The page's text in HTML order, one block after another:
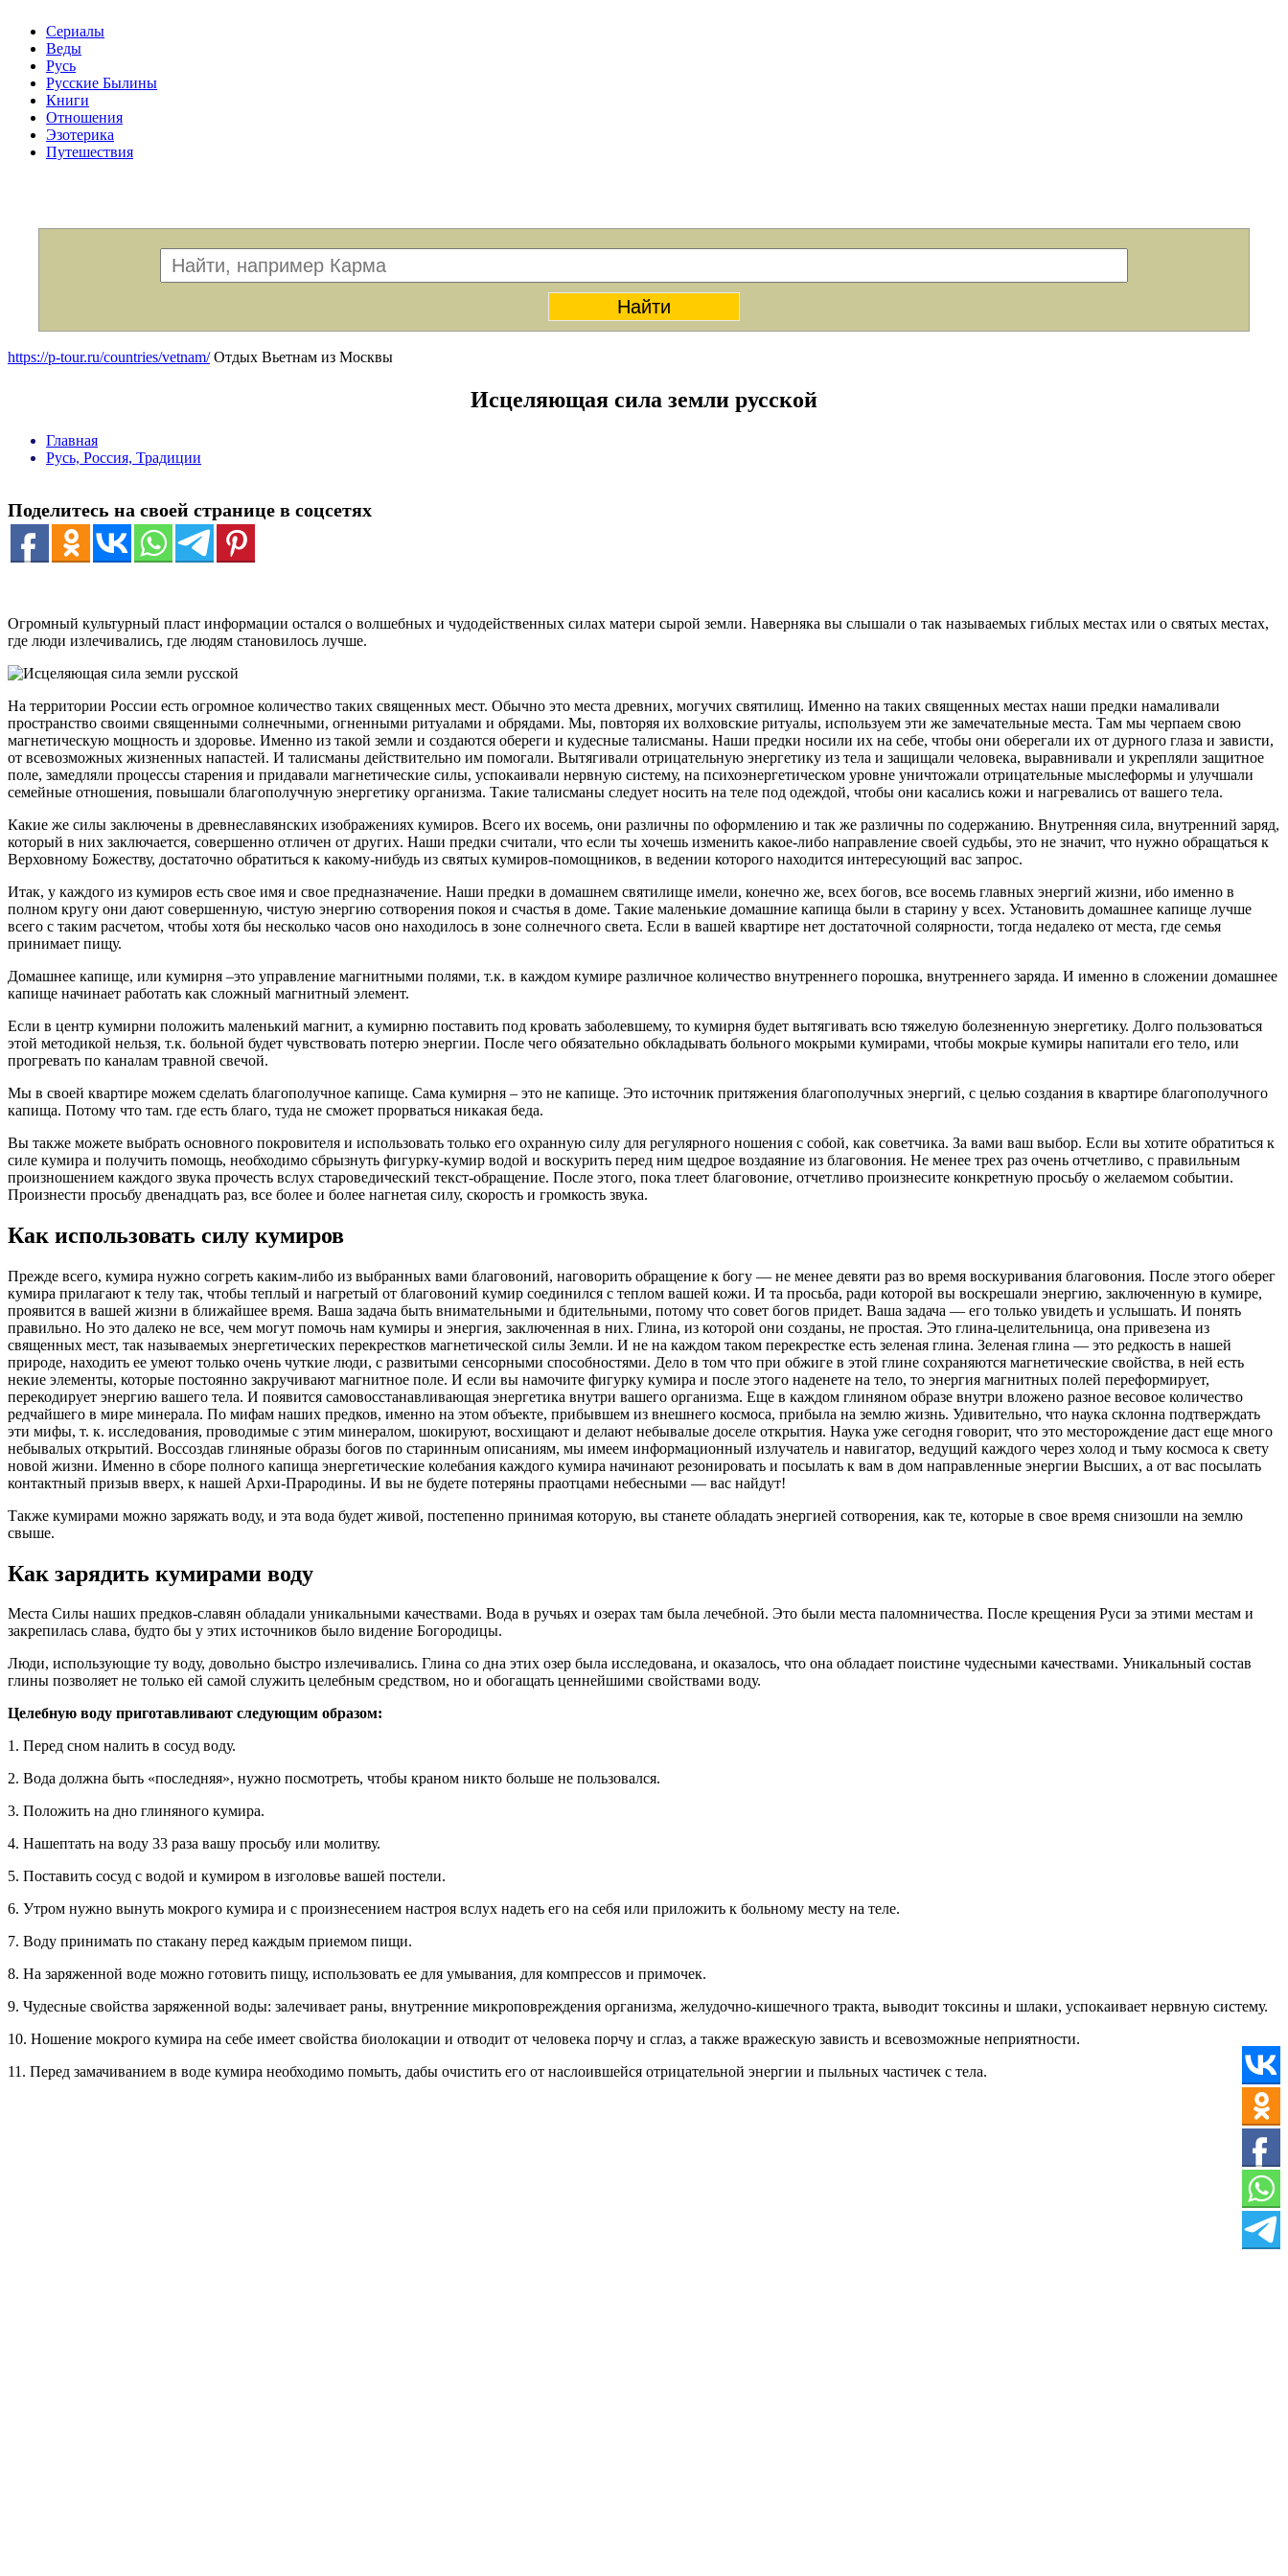
Сериалы
Веды
Русь
Русские Былины
Книги
Отношения
Эзотерика
Путешествия
https://p-tour.ru/countries/vetnam/Отдых Вьетнам из Москвы
Исцеляющая сила земли русской
Главная
Русь, Россия, Традиции
Поделитесь на своей странице в соцсетях
Огромный культурный пласт информации остался о волшебных и чудодейственных силах матери сырой земли. Наверняка вы слышали о так называемых гиблых местах или о святых местах,
где люди излечивались, где людям становилось лучше.
На территории России есть огромное количество таких священных мест. Обычно это места древних, могучих святилищ. Именно на таких священных местах наши предки намаливали
пространство своими священными солнечными, огненными ритуалами и обрядами. Мы, повторяя их волховские ритуалы, используем эти же замечательные места. Там мы черпаем свою
магнетическую мощность и здоровье. Именно из такой земли и создаются обереги и кудесные талисманы. Наши предки носили их на себе, чтобы они оберегали их от дурного глаза и зависти,
от всевозможных жизненных напастей. И талисманы действительно им помогали. Вытягивали отрицательную энергетику из тела и защищали человека, выравнивали и укрепляли защитное
поле, замедляли процессы старения и придавали магнетические силы, успокаивали нервную систему, на психоэнергетическом уровне уничтожали отрицательные мыслеформы и улучшали
семейные отношения, повышали благополучную энергетику организма. Такие талисманы следует носить на теле под одеждой, чтобы они касались кожи и нагревались от вашего тела.
Какие же силы заключены в древнеславянских изображениях кумиров. Всего их восемь, они различны по оформлению и так же различны по содержанию. Внутренняя сила, внутренний заряд,
который в них заключается, совершенно отличен от других. Наши предки считали, что если ты хочешь изменить какое-либо направление своей судьбы, это не значит, что нужно обращаться к
Верховному Божеству, достаточно обратиться к какому-нибудь из святых кумиров-помощников, в ведении которого находится интересующий вас запрос.
Итак, у каждого из кумиров есть свое имя и свое предназначение. Наши предки в домашнем святилище имели, конечно же, всех богов, все восемь главных энергий жизни, ибо именно в
полном кругу они дают совершенную, чистую энергию сотворения покоя и счастья в доме. Такие маленькие домашние капища были в старину у всех. Установить домашнее капище лучше
всего с таким расчетом, чтобы хотя бы несколько часов оно находилось в зоне солнечного света. Если в вашей квартире нет достаточной солярности, тогда недалеко от места, где семья
принимает пищу.
Домашнее капище, или кумирня –это управление магнитными полями, т.к. в каждом кумире различное количество внутреннего порошка, внутреннего заряда. И именно в сложении домашнее
капище начинает работать как сложный магнитный элемент.
Если в центр кумирни положить маленький магнит, а кумирню поставить под кровать заболевшему, то кумирня будет вытягивать всю тяжелую болезненную энергетику. Долго пользоваться
этой методикой нельзя, т.к. больной будет чувствовать потерю энергии. После чего обязательно обкладывать больного мокрыми кумирами, чтобы мокрые кумиры напитали его тело, или
прогревать по каналам травной свечой.
Мы в своей квартире можем сделать благополучное капище. Сама кумирня – это не капище. Это источник притяжения благополучных энергий, с целью создания в квартире благополучного
капища. Потому что там. где есть благо, туда не сможет прорваться никакая беда.
Вы также можете выбрать основного покровителя и использовать только его охранную силу для регулярного ношения с собой, как советчика. За вами ваш выбор. Если вы хотите обратиться к
силе кумира и получить помощь, необходимо сбрызнуть фигурку-кумир водой и воскурить перед ним щедрое воздаяние из благовония. Не менее трех раз очень отчетливо, с правильным
произношением каждого звука прочесть вслух староведический текст-обращение. После этого, пока тлеет благовоние, отчетливо произнесите конкретную просьбу о желаемом событии.
Произнести просьбу двенадцать раз, все более и более нагнетая силу, скорость и громкость звука.
Как использовать силу кумиров
Прежде всего, кумира нужно согреть каким-либо из выбранных вами благовоний, наговорить обращение к богу — не менее девяти раз во время воскуривания благовония. После этого оберег
кумира прилагают к телу так, чтобы теплый и нагретый от благовоний кумир соединился с теплом вашей кожи. И та просьба, ради которой вы воскрешали энергию, заключенную в кумире,
проявится в вашей жизни в ближайшее время. Ваша задача быть внимательными и бдительными, потому что совет богов придет. Ваша задача — его только увидеть и услышать. И понять
правильно. Но это далеко не все, чем могут помочь нам кумиры и энергия, заключенная в них. Глина, из которой они созданы, не простая. Это глина-целительница, она привезена из
священных мест, так называемых энергетических перекрестков магнетической силы Земли. И не на каждом таком перекрестке есть зеленая глина. Зеленая глина — это редкость в нашей
природе, находить ее умеют только очень чуткие люди, с развитыми сенсорными способностями. Дело в том что при обжиге в этой глине сохраняются магнетические свойства, в ней есть
некие элементы, которые постоянно закручивают магнитное поле. И если вы намочите фигурку кумира и после этого наденете на тело, то энергия магнитных полей переформирует,
перекодирует энергию вашего тела. И появится самовосстанавливающая энергетика внутри вашего организма. Еще в каждом глиняном образе внутри вложено разное весовое количество
редчайшего в мире минерала. По мифам наших предков, именно на этом объекте, прибывшем из внешнего космоса, прибыла на землю жизнь. Удивительно, что наука склонна подтверждать
эти мифы, т. к. исследования, проводимые с этим минералом, шокируют, восхищают и делают небывалые доселе открытия. Наука уже сегодня говорит, что это месторождение даст еще много
небывалых открытий. Воссоздав глиняные образы богов по старинным описаниям, мы имеем информационный излучатель и навигатор, ведущий каждого через холод и тьму космоса к свету
новой жизни. Именно в сборе полного капища энергетические колебания каждого кумира начинают резонировать и посылать к вам в дом направленные энергии Высших, а от вас посылать
контактный призыв вверх, к нашей Архи-Прародины. И вы не будете потеряны праотцами небесными — вас найдут!
Также кумирами можно заряжать воду, и эта вода будет живой, постепенно принимая которую, вы станете обладать энергией сотворения, как те, которые в свое время снизошли на землю
свыше.
Как зарядить кумирами воду
Места Силы наших предков-славян обладали уникальными качествами. Вода в ручьях и озерах там была лечебной. Это были места паломничества. После крещения Руси за этими местам и
закрепилась слава, будто бы у этих источников было видение Богородицы.
Люди, использующие ту воду, довольно быстро излечивались. Глина со дна этих озер была исследована, и оказалось, что она обладает поистине чудесными качествами. Уникальный состав
глины позволяет не только ей самой служить целебным средством, но и обогащать ценнейшими свойствами воду.
Целебную воду приготавливают следующим образом:
1. Перед сном налить в сосуд воду.
2. Вода должна быть «последняя», нужно посмотреть, чтобы краном никто больше не пользовался.
3. Положить на дно глиняного кумира.
4. Нашептать на воду 33 раза вашу просьбу или молитву.
5. Поставить сосуд с водой и кумиром в изголовье вашей постели.
6. Утром нужно вынуть мокрого кумира и с произнесением настроя вслух надеть его на себя или приложить к больному месту на теле.
7. Воду принимать по стакану перед каждым приемом пищи.
8. На заряженной воде можно готовить пищу, использовать ее для умывания, для компрессов и примочек.
9. Чудесные свойства заряженной воды: залечивает раны, внутренние микроповреждения организма, желудочно-кишечного тракта, выводит токсины и шлаки, успокаивает нервную систему.
10. Ношение мокрого кумира на себе имеет свойства биолокации и отводит от человека порчу и сглаз, а также вражескую зависть и всевозможные неприятности.
11. Перед замачиванием в воде кумира необходимо помыть, дабы очистить его от наслоившейся отрицательной энергии и пыльных частичек с тела.